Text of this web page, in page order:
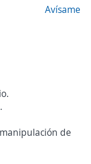
Avísame
de